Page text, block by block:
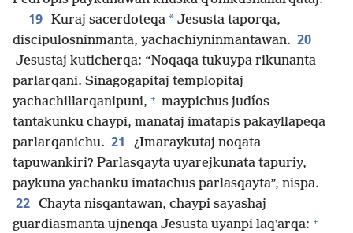
19 Kuraj sacerdoteqa * Jesusta taporqa,
discipulosninmanta, yachachiyninmantawan. 20
Jesustaj kuticherqa: “Noqaqa tukuypa rikunanta
parlarqani. Sinagogapitaj templopitaj
yachachillarqanipuni, + maypichus judíos
tantakunku chaypi, manataj imatapis pakayllapeqa
parlarqanichu. 21
¿Imaraykutaj noqata
tapuwankiri? Parlasqayta uyarejkunata tapuriy,
paykuna yachanku imatachus parlasqayta”, nispa.
22 Chayta nisqantawan, chaypi sayashaj
guardiasmanta ujnenqa Jesusta uyanpi laqʼarqa: +